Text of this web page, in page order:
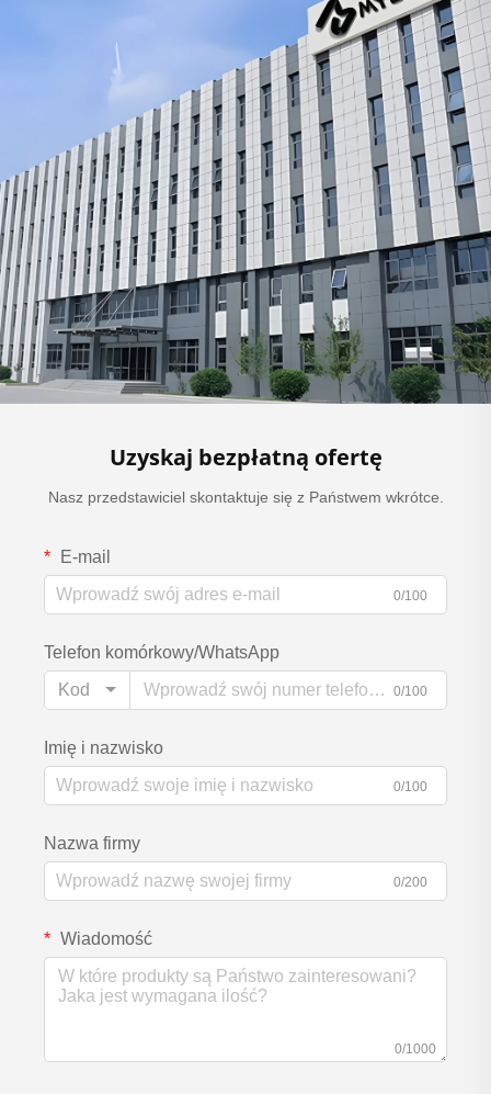
Uzyskaj bezpłatną ofertę
Nasz przedstawiciel skontaktuje się z Państwem wkrótce.
E-mail
0/100
Telefon komórkowy/WhatsApp
Kod
0/100
Imię i nazwisko
0/100
Nazwa firmy
0/200
Wiadomość
0/1000